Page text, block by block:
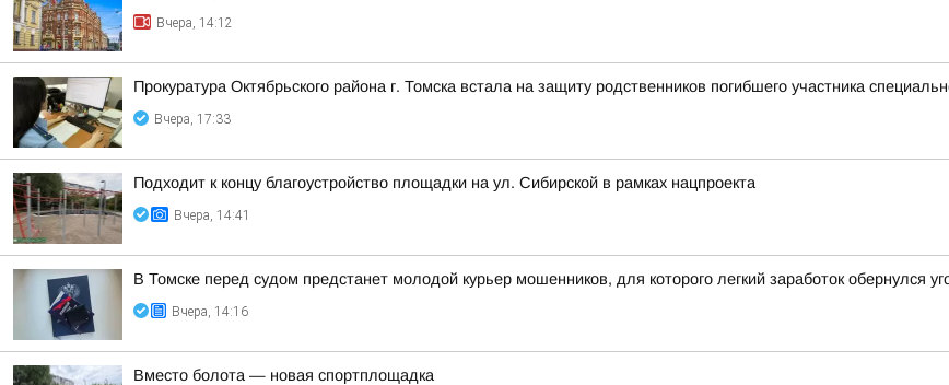
Вчера, 14:12
Прокуратура Октябрьского района г. Томска встала на защиту родственников погибшего участника
Вчера, 17:33
Подходит к концу благоустройство площадки на ул. Сибирской в рамках нацпроекта
Вчера, 14:41
В Томске перед судом предстанет молодой курьер мошенников, для которого легкий заработок обернулся
Вчера, 14:16
Вместо болота — новая спортплощадка